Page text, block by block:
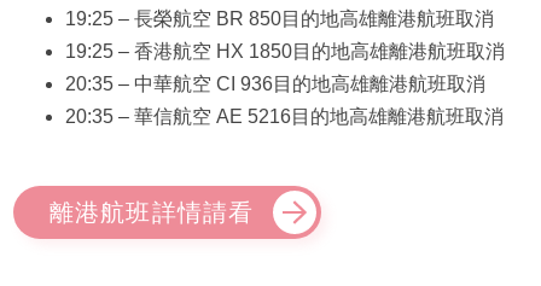
19:25 – 長榮航空 BR 850目的地高雄離港航班取消
19:25 – 香港航空 HX 1850目的地高雄離港航班取消
20:35 – 中華航空 CI 936目的地高雄離港航班取消
20:35 – 華信航空 AE 5216目的地高雄離港航班取消
離港航班詳情請看